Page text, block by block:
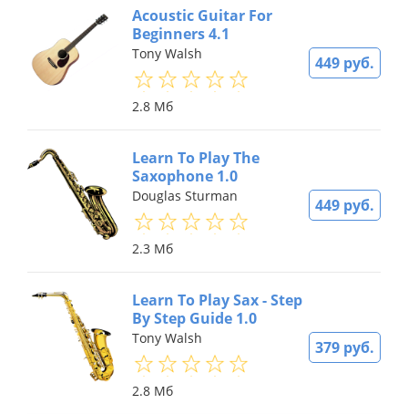
449 руб.
Acoustic Guitar For
Beginners 4.1
Tony Walsh
2.8 Мб
449 руб.
Learn To Play The
Saxophone 1.0
Douglas Sturman
2.3 Мб
379 руб.
Learn To Play Sax - Step
By Step Guide 1.0
Tony Walsh
2.8 Мб